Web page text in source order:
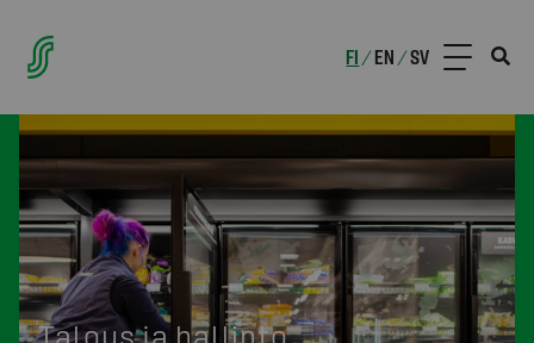
FI /EN /SV
Talous ja hallinto